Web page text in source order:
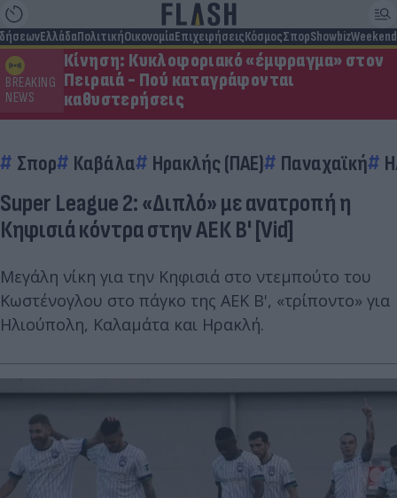
ΕλλάδαΠολιτικήΟικονομίαΕπιχειρήσειςΚόσμοςΣπορShowbizWeekend
BREAKING
NEWS
Κίνηση: Κυκλοφοριακό «έμφραγμα» στον
Πειραιά - Πού καταγράφονται
καθυστερήσεις
Σπορ Καβάλα Ηρακλής (ΠΑΕ) Παναχαϊκή
Super League 2: «Διπλό» με ανατροπή η
Κηφισιά κόντρα στην ΑΕΚ Β' [Vid]
Μεγάλη νίκη για την Κηφισιά στο ντεμπούτο του
Κωστένογλου στο πάγκο της ΑΕΚ Β', «τρίποντο» για
Ηλιούπολη, Καλαμάτα και Ηρακλή.